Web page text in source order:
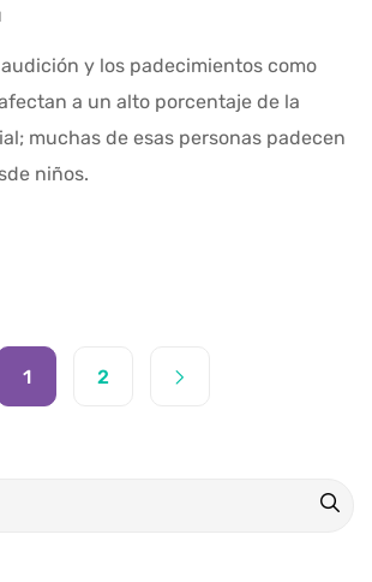
y los padecimientos como
a un alto porcentaje de la
muchas de esas personas padecen
niños.
1 2